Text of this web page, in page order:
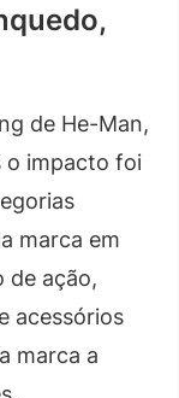
de He-Man,
o impacto foi
marca em
de ação,
acessórios
marca a